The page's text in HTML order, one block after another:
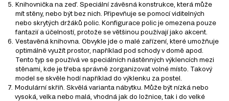
Knihovnička na zeď. Speciální závěsná konstrukce, která může
mít stěny, nebo být bez nich. Připevňuje se pomocí viditelných
nebo skrytých držáků polic. Konfigurace polic je omezena pouze
fantazií a účelností, protože se většinou používají jako akcent.
Vestavěná knihovna. Obvykle jde o malé zařízení, které umožňuje
optimálně využít prostor, například pod schody v domě apod.
Tento typ se používá ve speciálních nástěnných výklencích mezi
stěnami, kde je třeba správně zorganizovat volné místo. Takový
model se skvěle hodí například do výklenku za postel.
Modulární skříň. Skvělá varianta nábytku. Může být nízká nebo
vysoká, velka nebo malá, vhodná jak do ložnice, tak i do velké